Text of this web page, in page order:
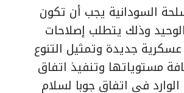
السودانية يجب أن تكون
وذلك يتطلب إصلاحات
جديدة وتمثيل التنوع
مستوياتها وتنفيذ اتفاق
الوارد في اتفاق جوبا لسلام